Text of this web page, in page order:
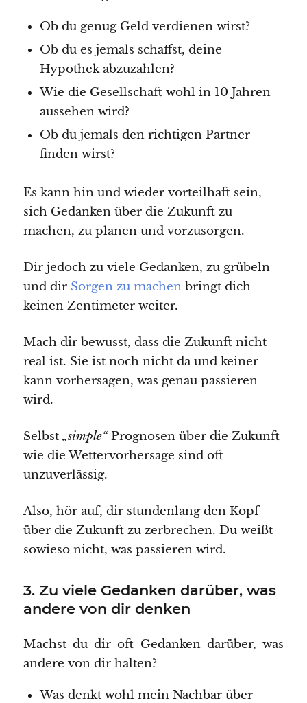
Ob du genug Geld verdienen wirst?
Ob du es jemals schaffst, deine
Hypothek abzuzahlen?
Wie die Gesellschaft wohl in 10 Jahren
aussehen wird?
Ob du jemals den richtigen Partner
finden wirst?
Es kann hin und wieder vorteilhaft sein,
sich Gedanken über die Zukunft zu
machen, zu planen und vorzusorgen.
Dir jedoch zu viele Gedanken, zu grübeln
und dir Sorgen zu machenbringt dich
keinen Zentimeter weiter.
Mach dir bewusst, dass die Zukunft nicht
real ist. Sie ist noch nicht da und keiner
kann vorhersagen, was genau passieren
wird.
Selbst „simple“Prognosen über die Zukunft
wie die Wettervorhersage sind oft
unzuverlässig.
Also, hör auf, dir stundenlang den Kopf
über die Zukunft zu zerbrechen. Du weißt
sowieso nicht, was passieren wird.
3. Zu viele Gedanken darüber, was
andere von dir denken
Machst du dir oft Gedanken darüber, was
andere von dir halten?
Was denkt wohl mein Nachbar über